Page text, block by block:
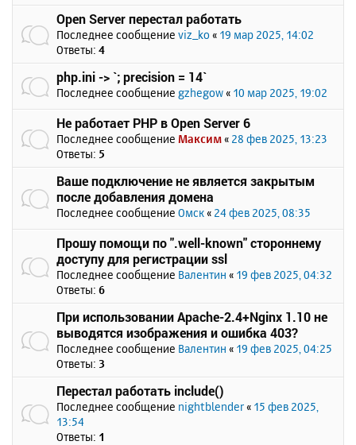
Open Server перестал работать
Последнее сообщение viz_ko « 19 мар 2025, 14:02
Ответы: 4
php.ini -> `; precision = 14`
Последнее сообщение gzhegow « 10 мар 2025, 19:02
Не работает PHP в Open Server 6
Последнее сообщение Максим « 28 фев 2025, 13:23
Ответы: 5
Ваше подключение не является закрытым
после добавления домена
Последнее сообщение Омск « 24 фев 2025, 08:35
Прошу помощи по ".well-known" стороннему
доступу для регистрации ssl
Последнее сообщение Валентин « 19 фев 2025, 04:32
Ответы: 6
При использовании Apache-2.4+Nginx 1.10 не
выводятся изображения и ошибка 403?
Последнее сообщение Валентин « 19 фев 2025, 04:25
Ответы: 3
Перестал работать include()
Последнее сообщение nightblender « 15 фев 2025,
13:54
Ответы: 1